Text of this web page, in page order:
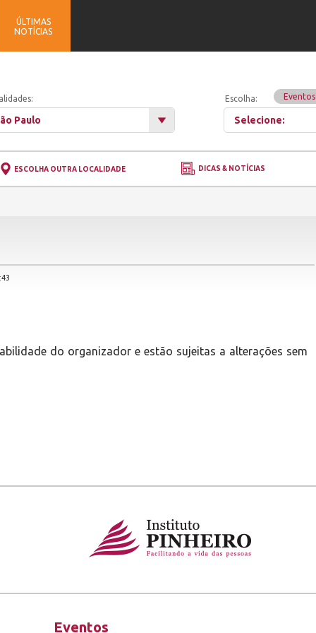
ÚLTIMAS
NOTÍCIAS
Paulo
Escolha: Eventos
Selecione:
ESCOLHA OUTRA LOCALIDADE DICAS & NOTÍCIAS
do organizador e estão sujeitas a alterações sem
Eventos